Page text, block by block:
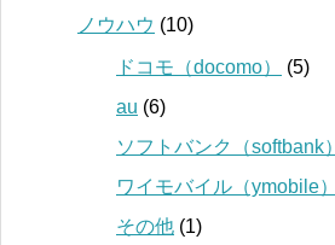
ノウハウ (10)
ドコモ（docomo）
(5)
au (6)
ソフトバンク（softbank）
ワイモバイル（ymobile）
その他 (1)